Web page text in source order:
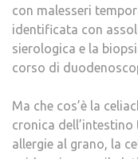
con malesseri
identificata con
sierologica e la
corso di
Ma che cos’è la
cronica dell’intestino
allergie al grano, la